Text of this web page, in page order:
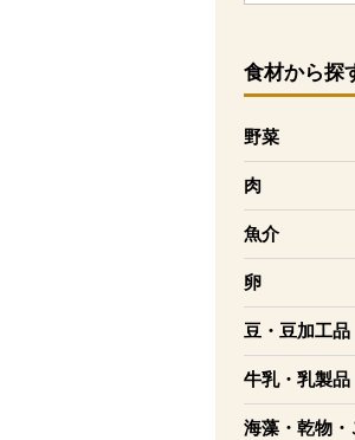
食材から探
野菜
を開く
肉
を開く
魚介
を開く
卵
を開く
豆・豆加工品
を開く
牛乳・乳製品
を開く
海藻・乾物・